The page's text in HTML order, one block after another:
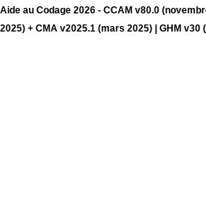
Aide au Codage 2026 - CCAM v80.0
2025) + CMA v2025.1 (mars 2025) | GHM v30